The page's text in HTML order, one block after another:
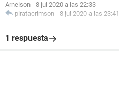
Arnelson - 8 jul 2020 a las 22:33
piratacrimson - 8 jul 2020 a las 23:41
1 respuesta